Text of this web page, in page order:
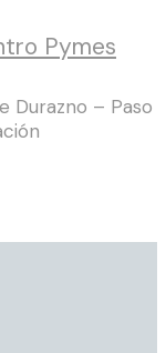
Pymes
Durazno – Paso